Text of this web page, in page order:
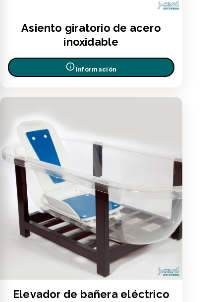
Asiento giratorio de acero
inoxidable
Información
Elevador de bañera eléctrico